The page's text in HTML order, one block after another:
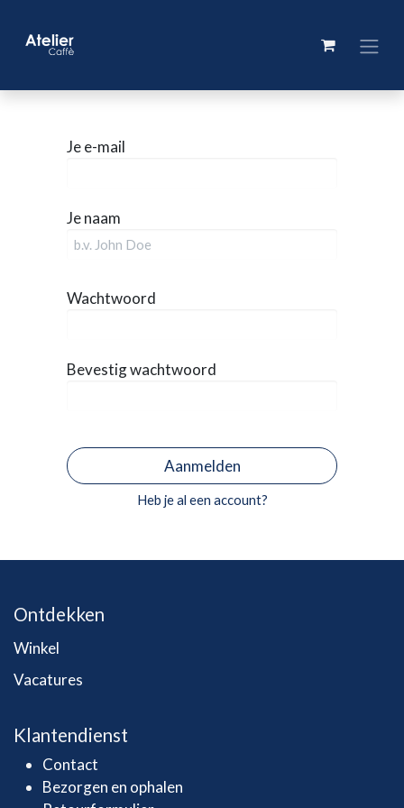
Je e-mail
Je naam
Wachtwoord
Bevestig wachtwoord
Aanmelden
Heb je al een account?
Ontdekken
Winkel
Vacatures
Klantendienst
Contact
Bezorgen en ophalen